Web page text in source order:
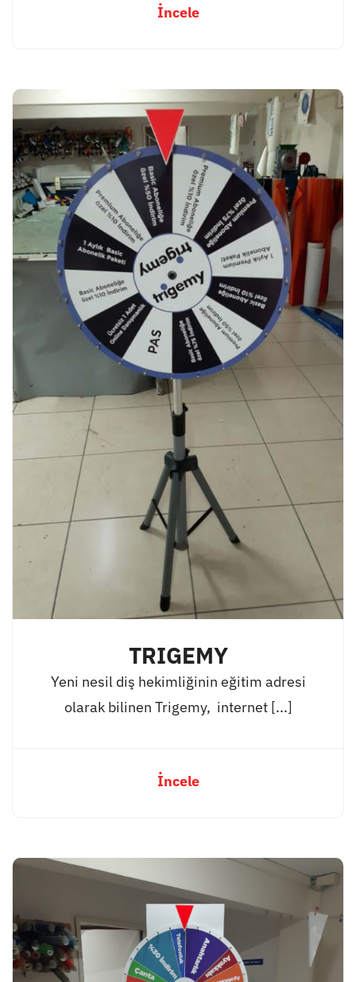
İncele
TRIGEMY
Yeni nesil diş hekimliğinin eğitim adresi
olarak bilinen Trigemy, internet [...]
İncele